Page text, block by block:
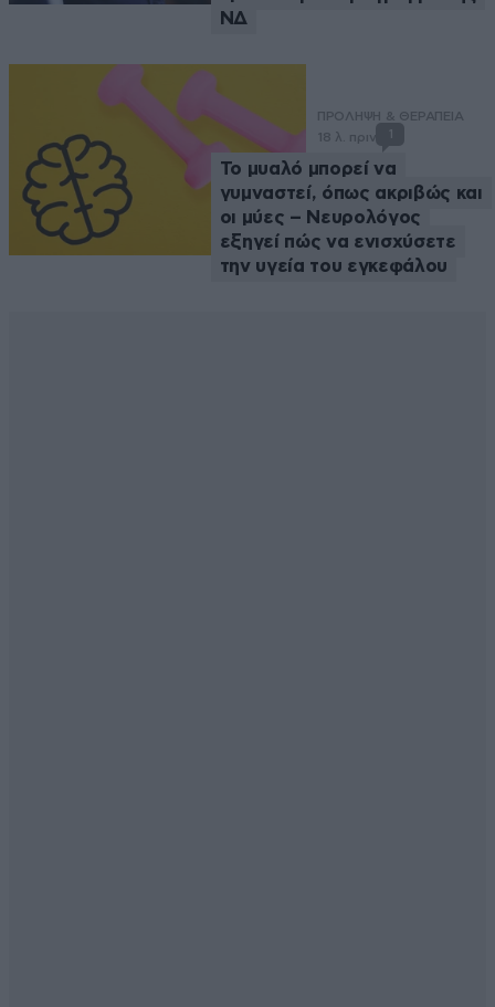
ΝΔ
ΠΡΟΛΗΨΗ & ΘΕΡΑΠΕΙΑ
18 λ. πριν
Το μυαλό μπορεί να
γυμναστεί, όπως ακριβώς και
οι μύες – Νευρολόγος
εξηγεί πώς να ενισχύσετε
την υγεία του εγκεφάλου